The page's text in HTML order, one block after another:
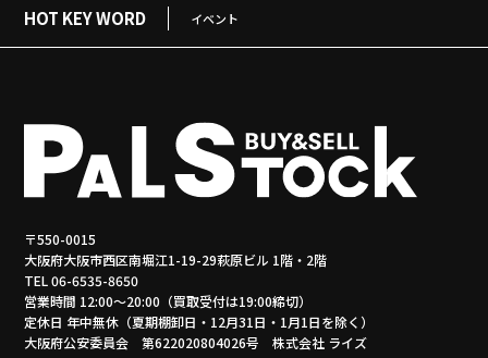
HOT KEY WORD イベント
〒550-0015
大阪府大阪市西区南堀江1-19-29萩原ビル 1階・2階
TEL 06-6535-8650
営業時間 12:00～20:00（買取受付は19:00締切）
定休日 年中無休（夏期棚卸日・12月31日・1月1日を除く）
大阪府公安委員会 第622020804026号 株式会社 ライズ